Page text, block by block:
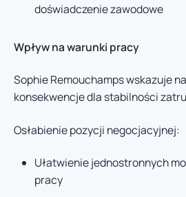
doświadczenie zawodowe
Wpływ na warunki pracy
Sophie Remouchamps wskazuje
konsekwencje dla stabilności
Osłabienie pozycji negocjacyjnej:
Ułatwienie jednostronnych
pracy